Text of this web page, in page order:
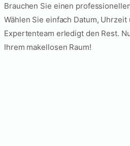
Brauchen Sie einen
Wählen Sie einfach Datum,
Expertenteam erledigt den Rest.
Ihrem makellosen Raum!